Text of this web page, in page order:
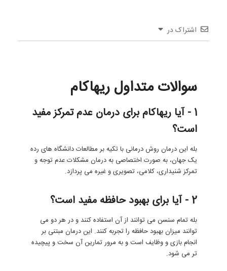
اشتراک در
سوالات متداول ریهاکام
1 - آیا ریهاکام برای درمان عدم تمرکز مفید
است؟
بله این درمان روش درمانی با تکیه بر مطالعات دانشگاه های رده
یک جهان، به صورت اختصاصی به درمان مشکلات عدم توجه و
تمرکز شنیداری، کلامی، تصویری و غیره می پردازد.
2 - آیا برای بهبود حافظه مفید است؟
بله تمام سنسن می توانند از آن استفاده کنند و در هر دو می
توانند میزان بهبود حافظه را تجربه کنند. این درمان مبتنی بر
انجام بازی و وظایف است و به مرور تمارین آن سخت و پیچیده
تر می شود.